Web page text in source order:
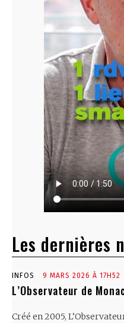
Les dernières
INFOS 9 MARS 2026 À 17H52
L’Observateur de
Créé en 2005,